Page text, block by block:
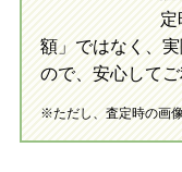
初めての方へ
定
額」ではなく、
ので、安心してご
※ただし、査定時の画